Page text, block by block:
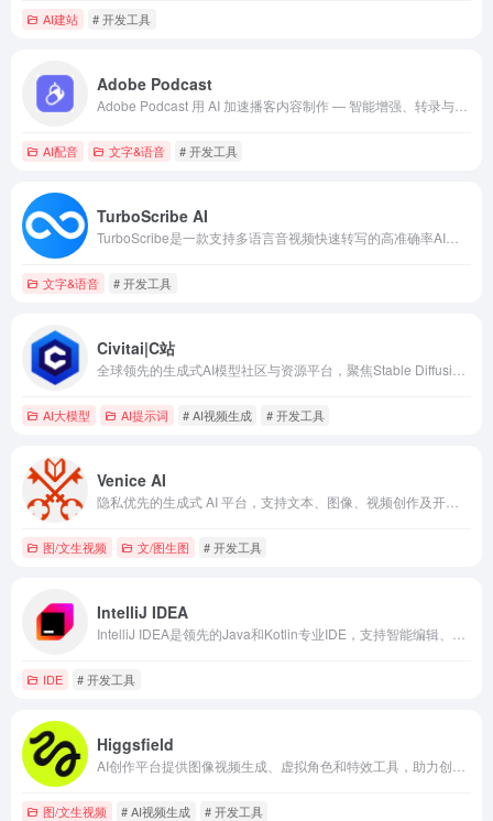
AI建站 # 开发工具
Adobe Podcast
AI配音 文字&语音 # 开发工具
TurboScribe AI
文字&语音 # 开发工具
Civitai|C站
AI大模型 AI提示词 # AI视频生成 # 开发工具
Venice AI
图/文生视频 文/图生图 # 开发工具
IntelliJ IDEA
IDE # 开发工具
Higgsfield
图/文生视频 # AI视频生成 # 开发工具